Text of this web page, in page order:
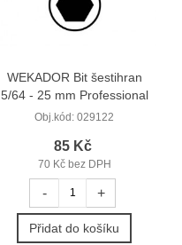
WEKADOR Bit šestihran
5/64 - 25 mm Professional
Obj.kód: 029122
85 Kč
70 Kč bez DPH
- +
Přidat do košíku